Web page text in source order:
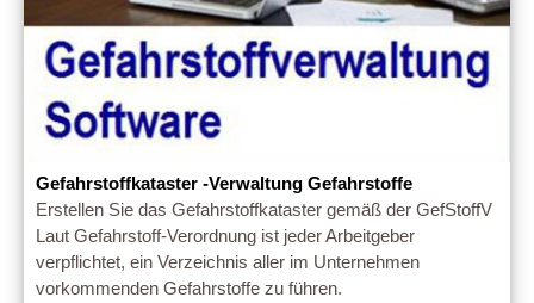
Gefahrstoffkataster -Verwaltung Gefahrstoffe
Erstellen Sie das Gefahrstoffkataster gemäß der GefStoffV
Laut Gefahrstoff-Verordnung ist jeder Arbeitgeber
verpflichtet, ein Verzeichnis aller im Unternehmen
vorkommenden Gefahrstoffe zu führen.